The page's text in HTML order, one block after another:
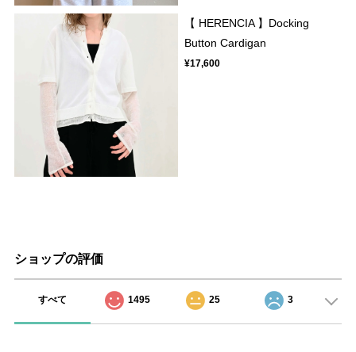
【 HERENCIA 】Docking
Button Cardigan
¥17,600
ショップの評価
すべて 1495 25 3